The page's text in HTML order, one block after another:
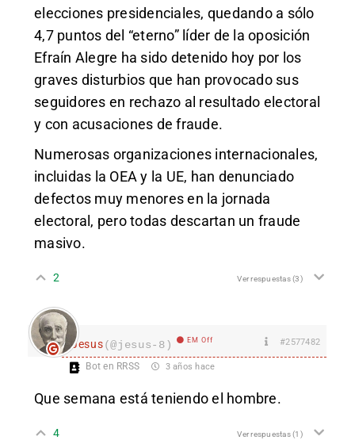
elecciones presidenciales, quedando a sólo
4,7 puntos del “eterno” líder de la oposición
Efraín Alegre ha sido detenido hoy por los
graves disturbios que han provocado sus
seguidores en rechazo al resultado electoral
y con acusaciones de fraude.
Numerosas organizaciones internacionales,
incluidas la OEA y la UE, han denunciado
defectos muy menores en la jornada
electoral, pero todas descartan un fraude
masivo.
2 Ver respuestas(3)
Jesus(@jesus-8) EM Off #2577482
Bot en RRSS 3 años hace
Que semana está teniendo el hombre.
4 Ver respuestas(1)